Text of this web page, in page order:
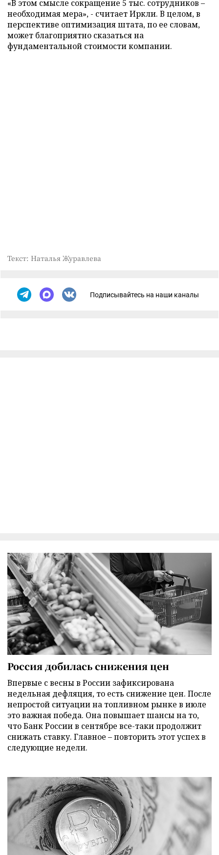
«В этом смысле сокращение 5 тыс. сотрудников –
необходимая мера», - считает Иркли. В целом, в
перспективе оптимизация штата, по ее словам,
может благоприятно сказаться на
фундаментальной стоимости компании.
Текст: Наталья Журавлева
Подписывайтесь на наши каналы
Россия добилась снижения цен
Впервые с весны в России зафиксирована
недельная дефляция, то есть снижение цен. После
непростой ситуации на топливном рынке в июле
это важная победа. Она повышает шансы на то,
что Банк России в сентябре все-таки продолжит
снижать ставку. Главное – повторить этот успех в
следующие недели.